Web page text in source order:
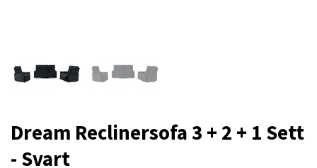
Dream Reclinersofa 3 + 2 + 1 Sett
- Svart